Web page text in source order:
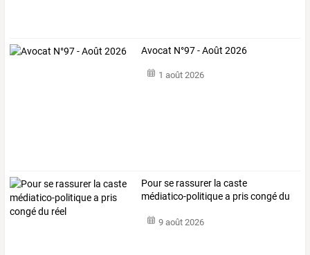
Avocat N°97 - Août 2026
1 août 2026
Pour se rassurer la caste
médiatico-politique a pris congé du
9 août 2026